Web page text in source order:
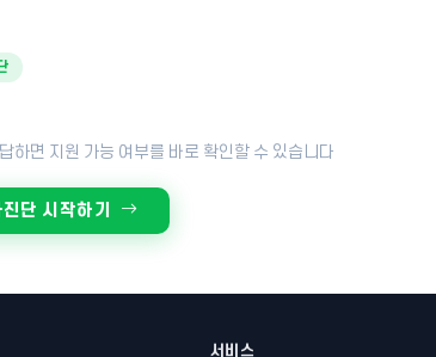
하면 지원 가능 여부를 바로 확인할 수 있습니다
단 시작하기
서비스